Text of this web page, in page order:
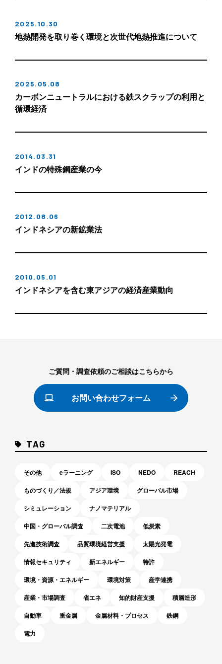
2025.10.30
地熱開発を取り巻く環境と次世代地熱推進について
2025.05.08
カーボンニュートラルにおける鉄スクラップの利用と
循環経済
2014.03.31
インドの特殊鋼産業の今
2012.08.06
インドネシアの新鉱業法
2010.05.01
インドネシアを含む東アジアの経済産業動向
ご質問・調査依頼のご相談はこちらから
お問い合わせフォーム
TAG
その他 eラーニング ISO NEDO
REACH
ものづくり／法規
アジア環境
グローバル市場
シミュレーション
ナノマテリアル
中国・グローバル調査
二次電池
低炭素
先進技術調査
品質環境経営支援
太陽光発電
情報セキュリティ
新エネルギー
特許
環境・資源・エネルギー
環境対策
産学連携
産業・市場調査
省エネ 知的財産支援
積層造形
自動車
重金属 金属材料・プロセス
鉄鋼
電力